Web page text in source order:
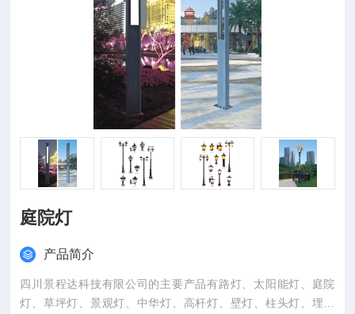
庭院灯
产品简介
四川景程达科技有限公司的主要产品有路灯、太阳能灯、庭院
灯、草坪灯、景观灯、中华灯、高杆灯、壁灯、柱头灯、埋地